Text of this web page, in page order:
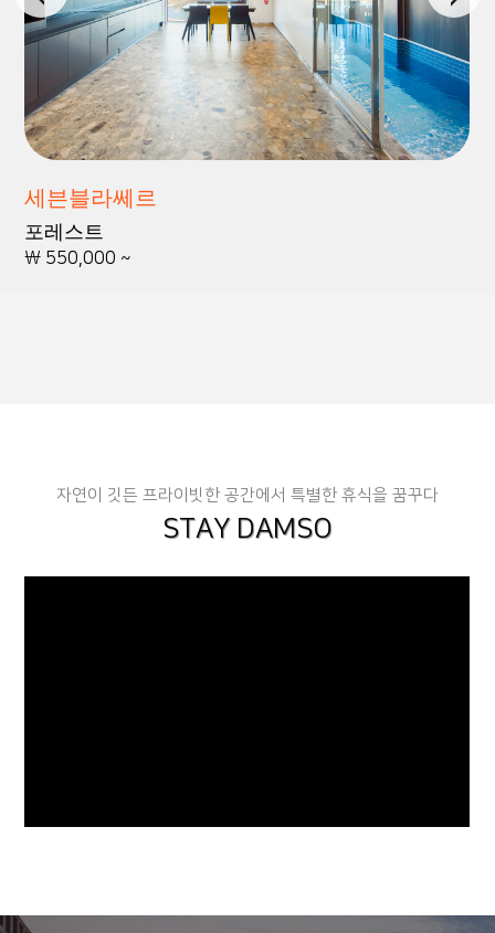
세븐블라쎄르
포레스트
\ 550,000 ~
자연이 깃든 프라이빗한 공간에서 특별한 휴식을 꿈꾸다
STAY DAMSO